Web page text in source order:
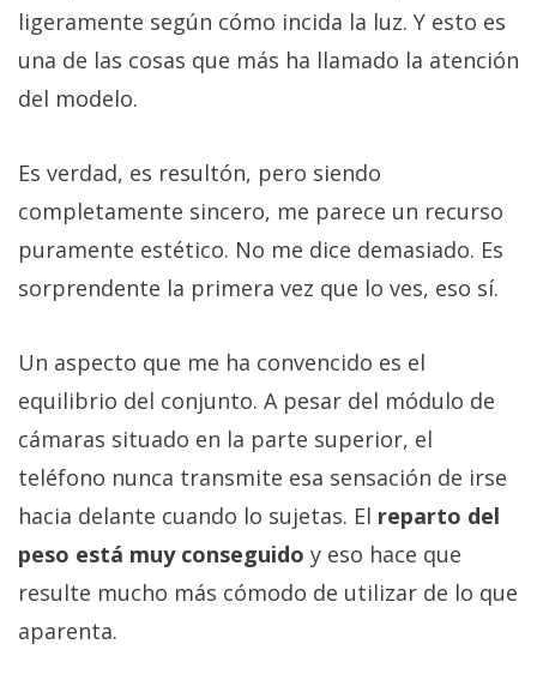
ligeramente según cómo incida la luz. Y esto es
una de las cosas que más ha llamado la atención
del modelo.
Es verdad, es resultón, pero siendo
completamente sincero, me parece un recurso
puramente estético. No me dice demasiado. Es
sorprendente la primera vez que lo ves, eso sí.
Un aspecto que me ha convencido es el
equilibrio del conjunto. A pesar del módulo de
cámaras situado en la parte superior, el
teléfono nunca transmite esa sensación de irse
hacia delante cuando lo sujetas. El reparto del
peso está muy conseguido y eso hace que
resulte mucho más cómodo de utilizar de lo que
aparenta.